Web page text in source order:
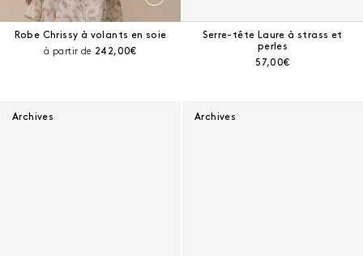
Robe Chrissy à volants en soie
à partir de Prix courant :
242,00€
Serre-tête Laure à strass et
perles
Prix courant :
57,00€
Archives Archives